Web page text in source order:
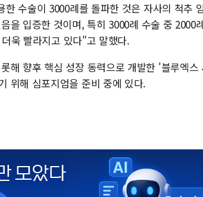
수술이 3000례를 돌파한 것은 자사의 척추
을 입증한 것이며, 특히 3000례 수술 중 2000
욱 빨라지고 있다"고 말했다.
해 향후 핵심 성장 동력으로 개발한 '블루엑스
위해 심포지엄을 준비 중에 있다.